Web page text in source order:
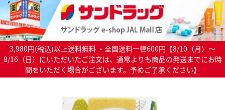
3,980円(税込)以上送料無料 ・全国送料一律600円【8/10（月）～
8/16（日）にいただいたご注文は、通常よりも商品の発送までにお時
間をいただく場合がございます。予めご了承ください】